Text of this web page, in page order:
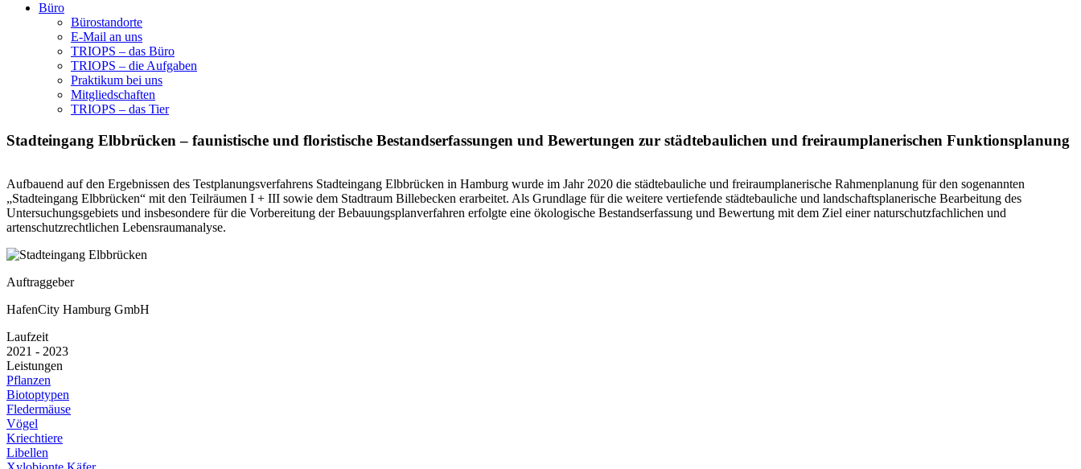
Büro
Bürostandorte
E-Mail an uns
TRIOPS – das Büro
TRIOPS – die Aufgaben
Praktikum bei uns
Mitgliedschaften
TRIOPS – das Tier
Stadteingang Elbbrücken – faunistische und floristische Bestandserfassungen und Bewertungen zur städtebaulichen und freiraumplanerischen Funktionsplanung
Aufbauend auf den Ergebnissen des Testplanungsverfahrens Stadteingang Elbbrücken in Hamburg wurde im Jahr 2020 die städtebauliche und freiraumplanerische Rahmenplanung für den sogenannten
„Stadteingang Elbbrücken“ mit den Teilräumen I + III sowie dem Stadtraum Billebecken erarbeitet. Als Grundlage für die weitere vertiefende städtebauliche und landschaftsplanerische Bearbeitung des
Untersuchungsgebiets und insbesondere für die Vorbereitung der Bebauungsplanverfahren erfolgte eine ökologische Bestandserfassung und Bewertung mit dem Ziel einer naturschutzfachlichen und
artenschutzrechtlichen Lebensraumanalyse.
Auftraggeber
HafenCity Hamburg GmbH
Laufzeit
2021 - 2023
Leistungen
Pflanzen
Biotoptypen
Fledermäuse
Vögel
Kriechtiere
Libellen